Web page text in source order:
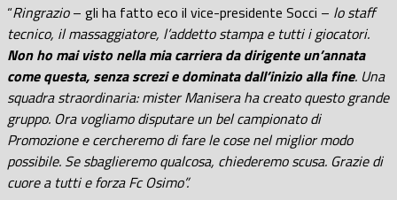
“Ringrazio– gli ha fatto eco il vice-presidente Socci – lo staff
tecnico, il massaggiatore, l’addetto stampa e tutti i giocatori.
Non ho mai visto nella mia carriera da dirigente un’annata
come questa, senza screzi e dominata dall’inizio alla fine. Una
squadra straordinaria: mister Manisera ha creato questo grande
gruppo. Ora vogliamo disputare un bel campionato di
Promozione e cercheremo di fare le cose nel miglior modo
possibile. Se sbaglieremo qualcosa, chiederemo scusa. Grazie di
cuore a tutti e forza Fc Osimo”.